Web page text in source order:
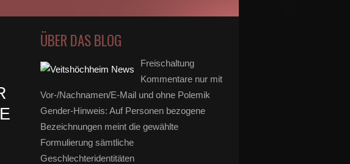
ÜBER DAS BLOG
Freischaltung
Kommentare nur mit
Vor-/Nachnamen/E-Mail und ohne Polemik
Gender-Hinweis: Auf Personen bezogene
Bezeichnungen meint die gewählte
Formulierung sämtliche
Geschlechteridentitäten